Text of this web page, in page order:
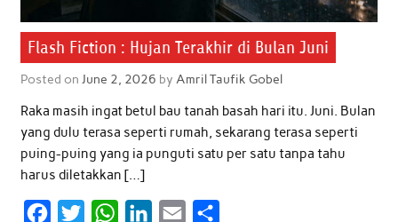
Flash Fiction : Hujan Terakhir di Bulan Juni
Posted on June 2, 2026 by Amril Taufik Gobel
Raka masih ingat betul bau tanah basah hari itu. Juni. Bulan
yang dulu terasa seperti rumah, sekarang terasa seperti
puing-puing yang ia punguti satu per satu tanpa tahu
harus diletakkan […]
W